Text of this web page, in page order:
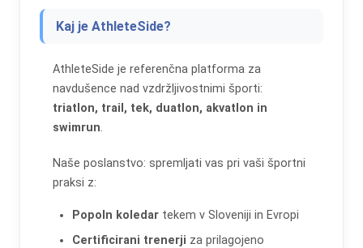
Kaj je AthleteSide?
AthleteSide je referenčna platforma za
navdušence nad vzdržljivostnimi športi:
triatlon, trail, tek, duatlon, akvatlon in
swimrun.
Naše poslanstvo: spremljati vas pri vaši športni
praksi z:
Popoln koledar tekem v Sloveniji in Evropi
Certificirani trenerji za prilagojeno